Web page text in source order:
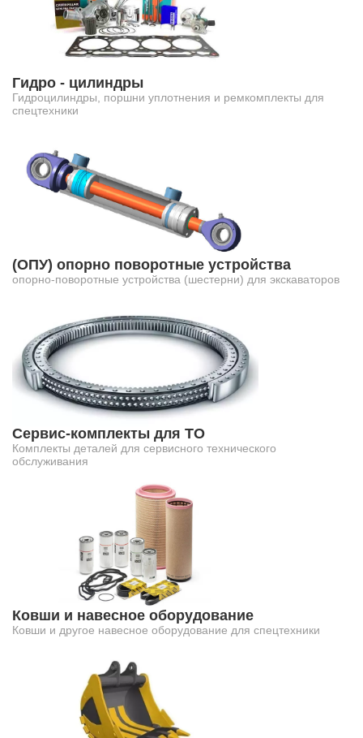
Гидро - цилиндры
Гидроцилиндры, поршни уплотнения и ремкомплекты для
спецтехники
(ОПУ) опорно поворотные устройства
опорно-поворотные устройства (шестерни) для экскаваторов
Сервис-комплекты для ТО
Комплекты деталей для сервисного технического
обслуживания
Ковши и навесное оборудование
Ковши и другое навесное оборудование для спецтехники